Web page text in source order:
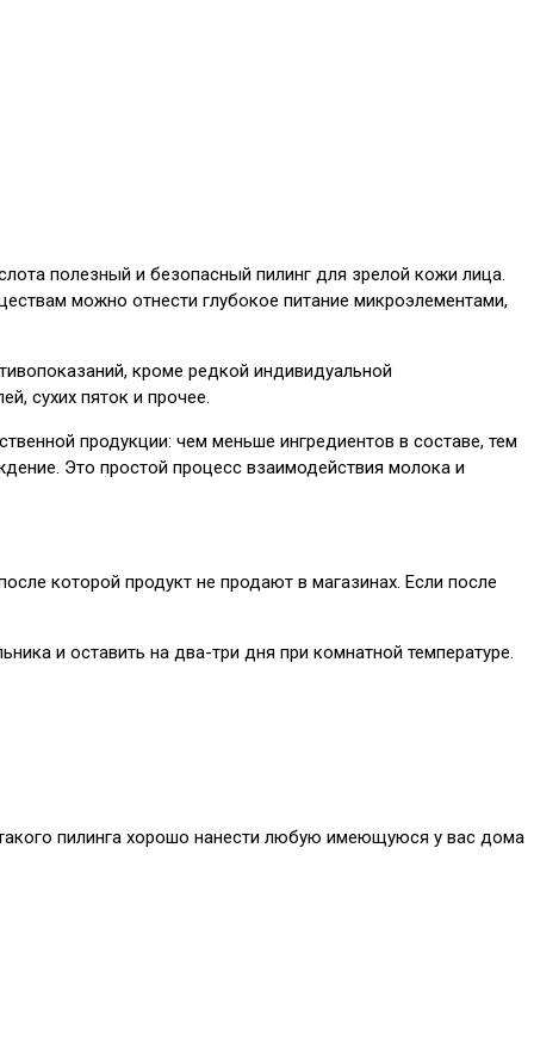
полезный и безопасный пилинг для зрелой кожи лица.
можно отнести глубокое питание микроэлементами,
кроме редкой индивидуальной
сухих пяток и прочее.
продукции: чем меньше ингредиентов в составе, тем
Это простой процесс взаимодействия молока и
которой продукт не продают в магазинах. Если после
и оставить на два-три дня при комнатной температуре.
пилинга хорошо нанести любую имеющуюся у вас дома